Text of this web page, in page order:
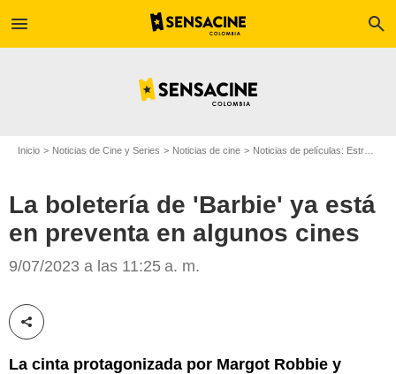
menu search
Inicio Noticias de Cine y Series Noticias de cine Noticias de películas: Estreno de película
La boletería de 'Barbie' ya está
en preventa en algunos cines
9/07/2023 a las 11:25 a. m.
Compartir esta noticia
La cinta protagonizada por Margot Robbie y
Barbie